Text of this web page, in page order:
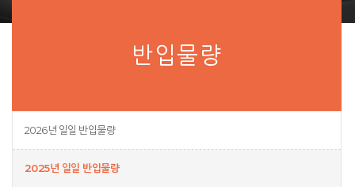
반입물량
2026년 일일 반입물량
2025년 일일 반입물량